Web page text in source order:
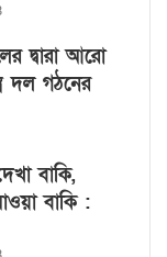
দ্বারা আরো
দল গঠনের
বাকি,
বাকি :